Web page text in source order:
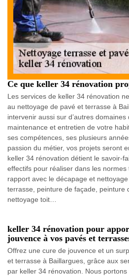
Ce que keller 34 rénovation
Les services de keller 34 rénovation
au nettoyage de pavé et terrasse à
intervenir aussi sur d’autres
maintenance et entretien de votre
ses compétences, ses plusieurs
passion du métier, vos projets seront
keller 34 rénovation détient le savoir-
effectifs pour réaliser dans les normes
rapport avec le décapage et
terrasse, peinture de façade, peinture
nettoyage toit…
keller 34 rénovation pour
jouvence à vos pavés et
Offrez une cure de jouvence et un
et terrasse à Baillargues, grâce aux
par keller 34 rénovation. Nous